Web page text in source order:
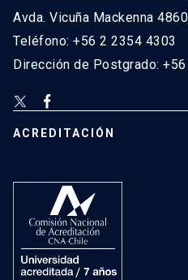
Avda. Vicuña Mackenna
Teléfono: +56 2 2354 4303
Dirección de Postgrado:
ACREDITACIÓN